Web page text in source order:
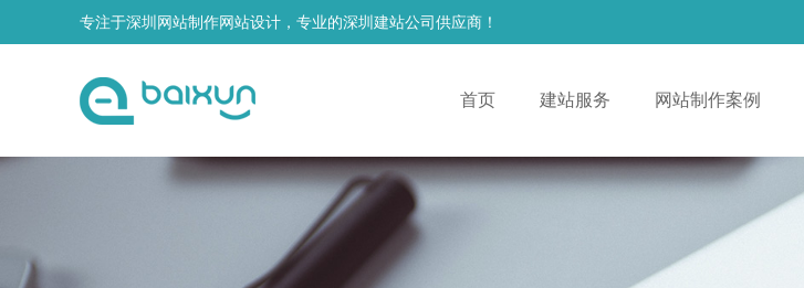
专注于深圳网站制作网站设计，专业的深圳建站公司供应商！
首页 建站服务 网站制作案例